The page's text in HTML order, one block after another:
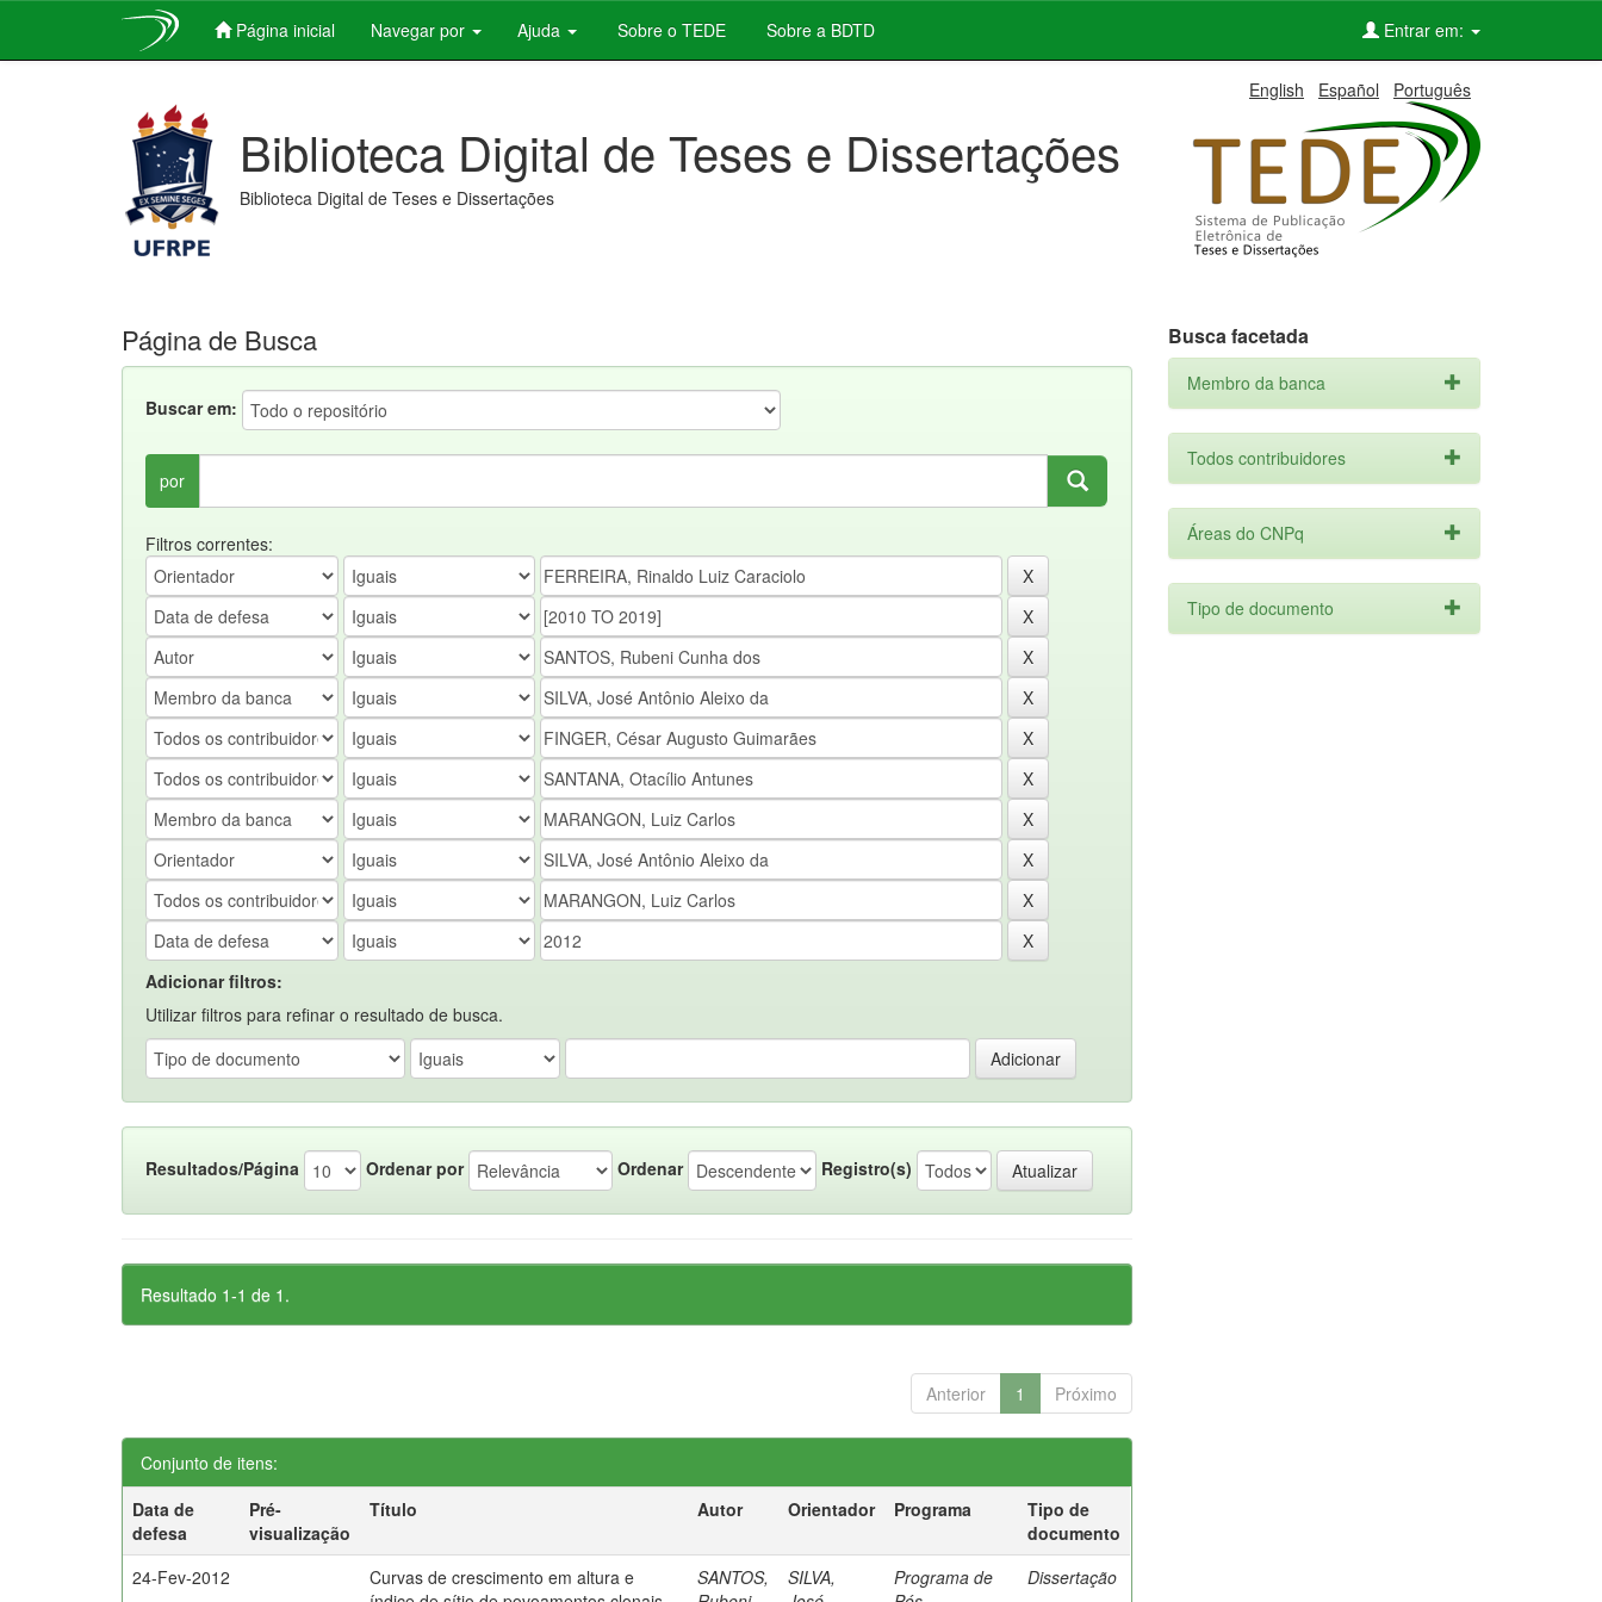
Página inicial Navegar por Ajuda Sobre o TEDE Sobre a BDTD Entrar em:
English Español Português
Biblioteca Digital de Teses e Dissertações
Biblioteca Digital de Teses e Dissertações
Página de Busca
Buscar em:
por
Filtros correntes:
Adicionar filtros:
Utilizar filtros para refinar o resultado de busca.
Resultados/Página Ordenar por Ordenar Registro(s)
Resultado 1-1 de 1.
Anterior 1 Próximo
Conjunto de itens:
Data de
defesa
Pré-
visualização
Título Autor Orientador Programa
Tipo de
documento
24-Fev-2012
Curvas de crescimento em altura e
SANTOS,
SILVA,
Programa de
Dissertação
Busca facetada
Membro da banca
Todos contribuidores
Áreas do CNPq
Tipo de documento